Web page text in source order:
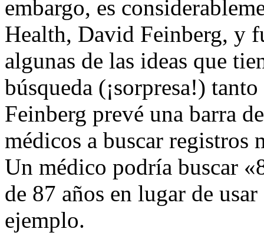
embargo, es
Health, David Feinberg, y
algunas de las ideas que
búsqueda (¡sorpresa!)
Feinberg prevé una barra
médicos a buscar registros
Un médico podría buscar
de 87 años en lugar de
ejemplo.